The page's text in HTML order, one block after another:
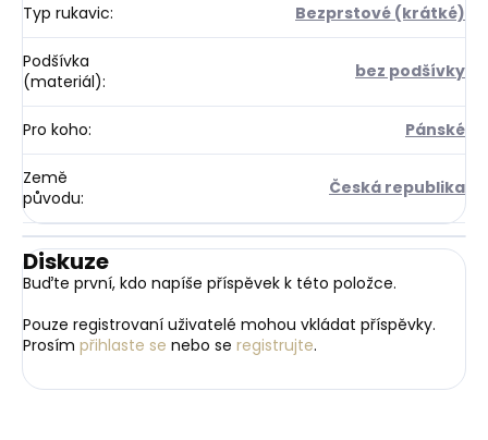
Typ rukavic: Bezprstové (krátké)
Podšívka
(materiál): bez podšívky
Pro koho: Pánské
Země
původu: Česká republika
Diskuze
Buďte první, kdo napíše příspěvek k této položce.
Pouze registrovaní uživatelé mohou vkládat příspěvky.
Prosím přihlaste se nebo se registrujte.